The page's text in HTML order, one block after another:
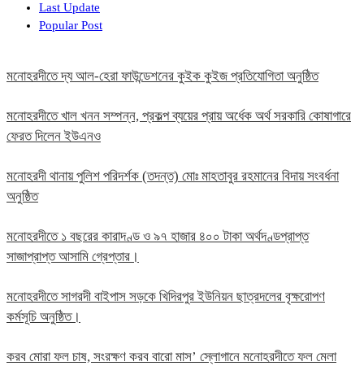
Last Update
Popular Post
মনোহরদীতে দ্য আল-হেরা ফাউন্ডেশনের কুইক কুইজ প্রতিযোগিতা অনুষ্ঠিত
মনোহরদীতে খাল খনন সম্পন্ন, প্রকল্প ব্যয়ের প্রায় অর্ধেক অর্থ সরকারি কোষাগারে
ফেরত দিলেন ইউএনও
মনোহরদী থানায় পুলিশ পরিদর্শক (তদন্ত) মোঃ মাহতাবুর রহমানের বিদায় সংবর্ধনা
অনুষ্ঠিত
মনোহরদীতে ১ বছরের কারাদণ্ড ও ৯৭ হাজার ৪০০ টাকা অর্থদণ্ডপ্রাপ্ত
সাজাপ্রাপ্ত আসামি গ্রেপ্তার।
মনোহরদীতে সাগরদী বাইপাস সড়কে খিদিরপুর ইউনিয়ন ছাত্রদলের বৃক্ষরোপণ
কর্মসূচি অনুষ্ঠিত।
করব মোরা ফল চাষ, সংরক্ষণ করব বারো মাস’ স্লোগানে মনোহরদীতে ফল মেলা